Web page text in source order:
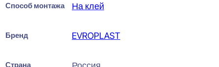
Способ монтажа На клей
Бренд EVROPLAST
Страна